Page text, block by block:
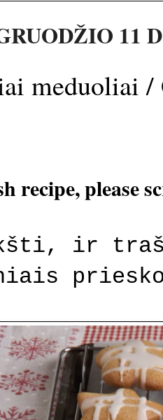
11
meduoliai /
recipe, please
ir